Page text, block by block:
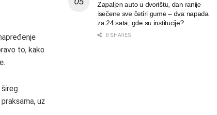
to, kako
uz
Zapaljen auto u dvorištu, dan ranije
isečene sve četiri gume – dva napada
za 24 sata, gde su institucije?
0 SHARES